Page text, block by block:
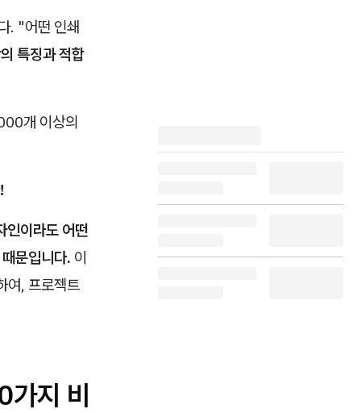
. "어떤 인쇄
특징과 적합
개 이상의
인이라도 어떤
문입니다. 이
여, 프로젝트
가지 비